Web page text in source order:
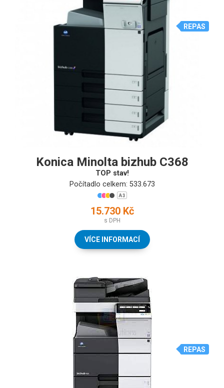
REPAS
Konica Minolta bizhub C368
TOP stav!
Počítadlo celkem: 533.673
15.730 Kč
s DPH
VÍCE INFORMACÍ
REPAS